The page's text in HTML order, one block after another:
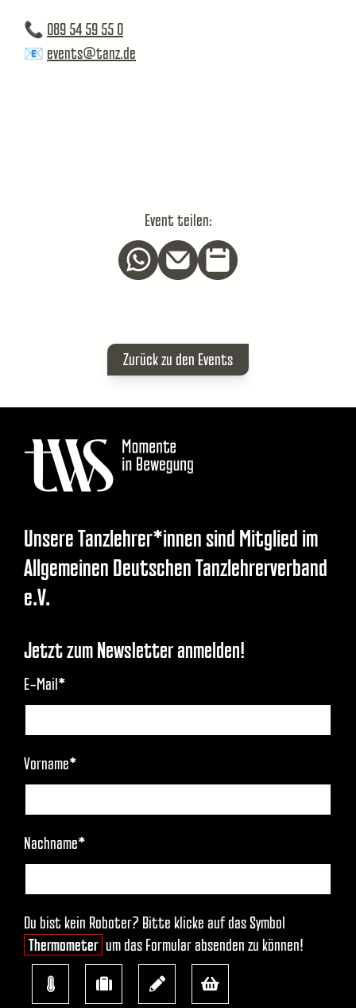
📞 089 54 59 55 0
📧 events@tanz.de
Event teilen:
Zurück zu den Events
Unsere Tanzlehrer*innen sind Mitglied im
Allgemeinen Deutschen Tanzlehrerverband
e.V.
Jetzt zum Newsletter anmelden!